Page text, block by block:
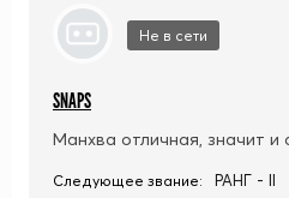
Не в сети
SNAPS
Манхва отличная, значит и
Следующее звание: РАНГ - II